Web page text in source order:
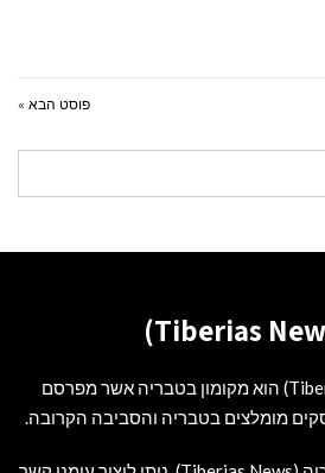
פוסט הבא »
חדשות טבריה (Tiberias News) הוא מקומון בטבריה אשר מפרסם
מומלצים בטבריה והסביבה הקרובה.